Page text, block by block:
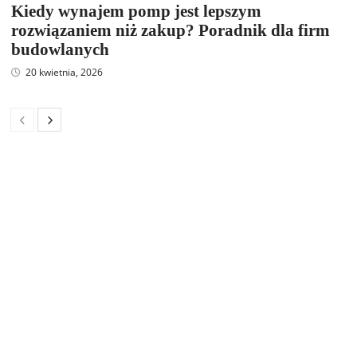
Kiedy wynajem pomp jest lepszym
rozwiązaniem niż zakup? Poradnik dla firm
budowlanych
20 kwietnia, 2026